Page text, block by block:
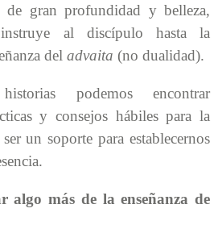
de gran profundidad y belleza,
al discípulo hasta la
del advaita (no dualidad).
podemos encontrar
y consejos hábiles para la
un soporte para establecernos
algo más de la enseñanza de